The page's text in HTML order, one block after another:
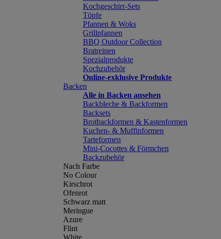
Kochgeschirr-Sets
Töpfe
Pfannen & Woks
Grillpfannen
BBQ Outdoor Collection
Bratreinen
Spezialprodukte
Kochzubehör
Online-exklusive Produkte
Backen
Alle in Backen ansehen
Backbleche & Backformen
Backsets
Brotbackformen & Kastenformen
Kuchen- & Muffinformen
Tarteformen
Mini-Cocottes & Förmchen
Backzubehör
Nach Farbe
No Colour
Kirschrot
Ofenrot
Schwarz matt
Meringue
Azure
Flint
White